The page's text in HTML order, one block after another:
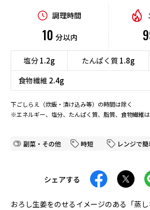
企業情報
調理時間
10 分以内
塩分1.2g たんぱく質1.8g
食物繊維 2.4g
下ごしらえ（炊飯・漬け込み等）の時間は除く
※エネルギー、塩分、たんぱく質、脂質、食物繊維は
副菜・その他 時短 レンジで
シェアする
おろし生姜をのせるイメージのある「蒸
肉 魚介 野菜
豆腐
パ
海藻
時短
定番・人気
行事・イベント
ボリュー
ランチ・お弁当
食物繊維
レンジで簡単
高たんぱく